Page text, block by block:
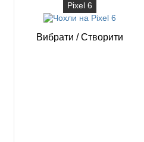
Pixel 6
Вибрати / Створити